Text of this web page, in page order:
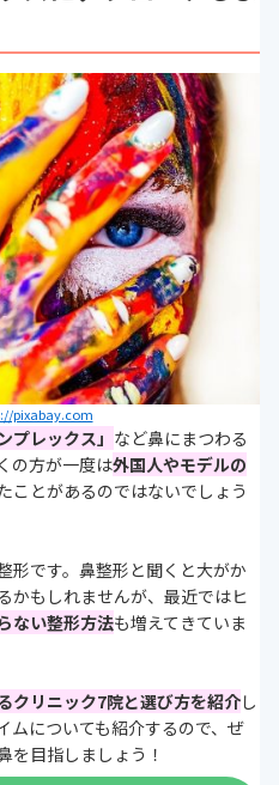
pixabay.com
プレックス」 など鼻にまつわる
の方が一度は外国人やモデルの
ことがあるのではないでしょう
です。 鼻整形と聞くと大がか
かもしれませんが、最近ではヒ
ない整形方法も増えてきていま
クリニック7院と選び方を紹介し
ムについても紹介するので、ぜ
を目指しましょう！